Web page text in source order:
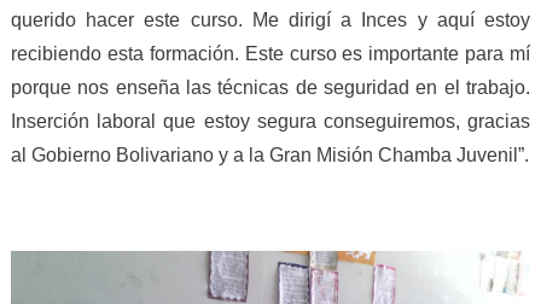
querido hacer este curso. Me dirigí a Inces y aquí estoy
recibiendo esta formación. Este curso es importante para mí
porque nos enseña las técnicas de seguridad en el trabajo.
Inserción laboral que estoy segura conseguiremos, gracias
al Gobierno Bolivariano y a la Gran Misión Chamba Juvenil”.